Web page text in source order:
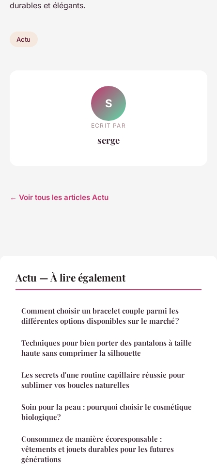
durables et élégants.
Actu
S
ECRIT PAR
serge
← Voir tous les articles Actu
Actu — À lire également
Comment choisir un bracelet couple parmi les
différentes options disponibles sur le marché ?
Techniques pour bien porter des pantalons à taille
haute sans comprimer la silhouette
Les secrets d'une routine capillaire réussie pour
sublimer vos boucles naturelles
Soin pour la peau : pourquoi choisir le cosmétique
biologique?
Consommez de manière écoresponsable :
vêtements et jouets durables pour les futures
générations